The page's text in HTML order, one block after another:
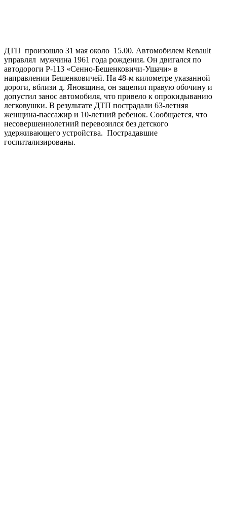
ДТП произошло 31 мая около 15.00. Автомобилем Renault
управлял мужчина 1961 года рождения. Он двигался по
автодороги Р-113 «Сенно-Бешенковичи-Ушачи» в
направлении Бешенковичей. На 48-м километре указанной
дороги, вблизи д. Яновщина, он зацепил правую обочину и
допустил занос автомобиля, что привело к опрокидыванию
легковушки. В результате ДТП пострадали 63-летняя
женщина-пассажир и 10-летний ребенок. Сообщается, что
несовершеннолетний перевозился без детского
удерживающего устройства. Пострадавшие
госпитализированы.